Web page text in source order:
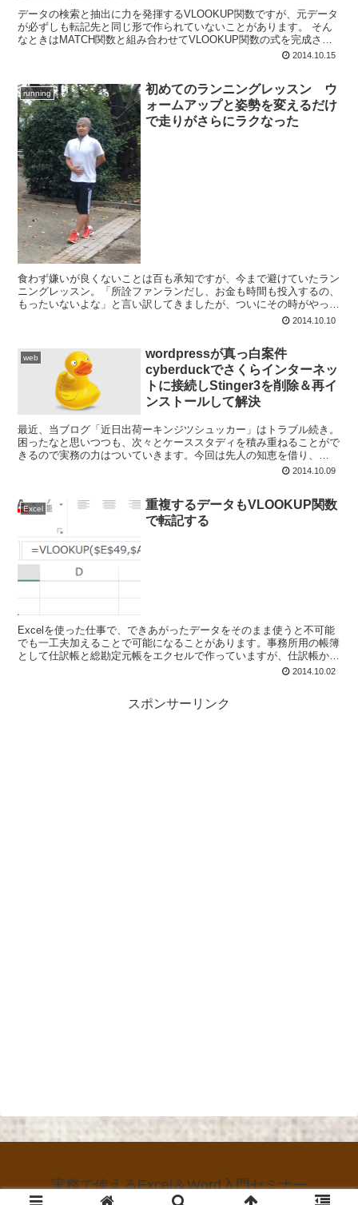
データの検索と抽出に力を発揮するVLOOKUP関数ですが、元データ
が必ずしも転記先と同じ形で作られていないことがあります。 そん
なときはMATCH関数と組み合わせてVLOOKUP関数の式を完成させ
2014.10.15
running
初めてのランニングレッスン ウ
ォームアップと姿勢を変えるだけ
で走りがさらにラクなった
食わず嫌いが良くないことは百も承知ですが、今まで避けていたラン
ニングレッスン。「所詮ファンランだし、お金も時間も投入するの、
もったいないよな」と言い訳してきましたが、ついにその時がやって
きました。 きっかけはランの後の疲労 これまで継続して...2014.10.10
web
wordpressが真っ白案件
cyberduckでさくらインターネッ
トに接続しStinger3を削除＆再イ
ンストールして解決
最近、当ブログ「近日出荷ーキンジツシュッカー」はトラブル続き。
困ったなと思いつつも、次々とケーススタディを積み重ねることがで
きるので実務の力はついていきます。今回は先人の知恵を借り、
wordpressのテーマを削除して復旧することになりまし...
2014.10.09
Excel
重複するデータもVLOOKUP関数
で転記する
Excelを使った仕事で、できあがったデータをそのまま使うと不可能
でも一工夫加えることで可能になることがあります。事務所用の帳簿
として仕訳帳と総勘定元帳をエクセルで作っていますが、仕訳帳から
2014.10.02
スポンサーリンク
実務で使えるExcel＆Word入門セミナー